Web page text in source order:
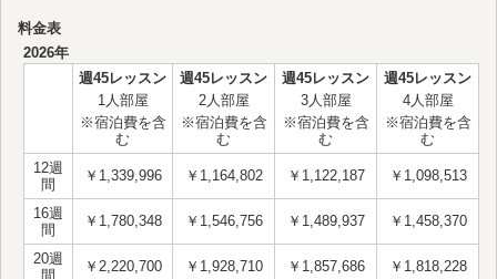
料金表
2026年
週45レッスン
1人部屋
※宿泊費を含
む
週45レッスン
2人部屋
※宿泊費を含
む
週45レッスン
3人部屋
※宿泊費を含
む
週45レッスン
4人部屋
※宿泊費を含
む
12週
間
￥1,339,996 ￥1,164,802 ￥1,122,187 ￥1,098,513
16週
間
￥1,780,348 ￥1,546,756 ￥1,489,937 ￥1,458,370
20週
間
￥2,220,700 ￥1,928,710 ￥1,857,686 ￥1,818,228